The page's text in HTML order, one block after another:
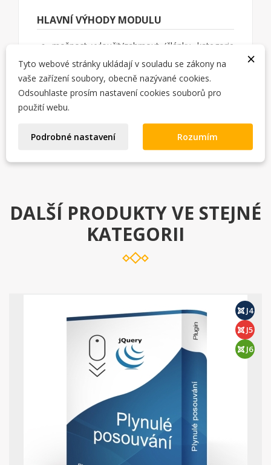
HLAVNÍ VÝHODY MODULU
možnost vyloučit/zahrnout (články, kategorie
nebo položky menu)
nastavitelná výška zobrazovaného textu
možnost nastavit posun stínu
možnost nastavit počet slov od kterých bude
DALŠÍ PRODUKTY VE STEJNÉ
KATEGORII
J4
J5
J6
×
Tyto webové stránky ukládají v souladu se zákony na
vaše zařízení soubory, obecně nazývané cookies.
Odsouhlaste prosím nastavení cookies souborů pro
použití webu.
Podrobné nastavení Rozumím